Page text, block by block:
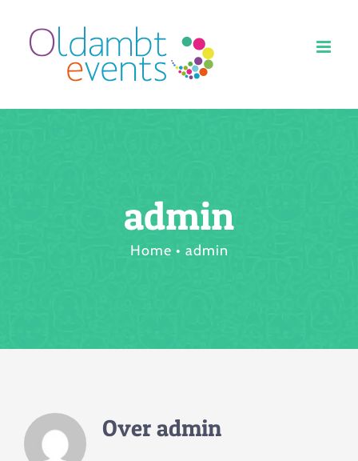
admin
Home admin
Overadmin